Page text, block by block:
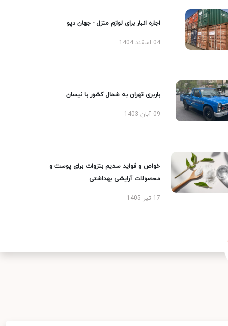
اجاره انبار برای لوازم منزل - جهان دپو
04 اسفند 1404
باربری تهران به شمال کشور با نیسان
09 آبان 1403
خواص و فواید سدیم بنزوات برای پوست و
محصولات آرایشی بهداشتی
17 تیر 1405